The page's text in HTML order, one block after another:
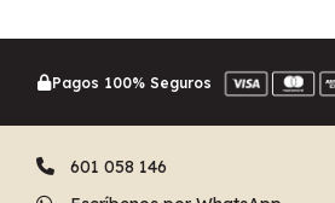
Pagos 100% Seguros
601 058 146